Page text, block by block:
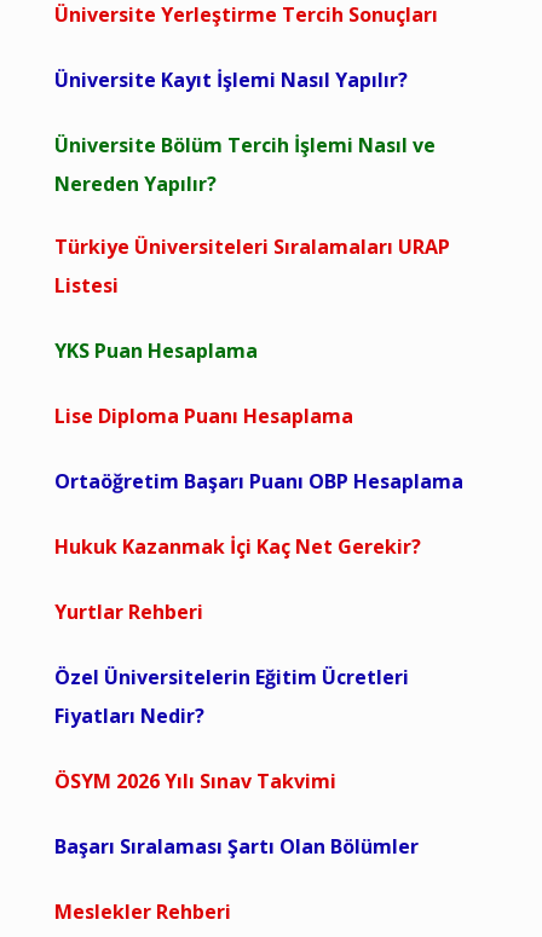
Üniversite Yerleştirme Tercih Sonuçları
Üniversite Kayıt İşlemi Nasıl Yapılır?
Üniversite Bölüm Tercih İşlemi Nasıl ve
Nereden Yapılır?
Türkiye Üniversiteleri Sıralamaları URAP
Listesi
YKS Puan Hesaplama
Lise Diploma Puanı Hesaplama
Ortaöğretim Başarı Puanı OBP Hesaplama
Hukuk Kazanmak İçi Kaç Net Gerekir?
Yurtlar Rehberi
Özel Üniversitelerin Eğitim Ücretleri
Fiyatları Nedir?
ÖSYM 2026 Yılı Sınav Takvimi
Başarı Sıralaması Şartı Olan Bölümler
Meslekler Rehberi